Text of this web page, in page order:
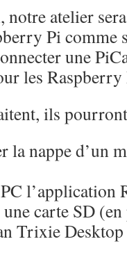
notre atelier
Pi comme
une
les
ils
la nappe d’un
l’application
carte SD
Trixie